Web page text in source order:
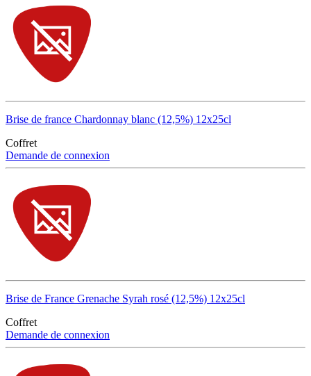
Brise de france Chardonnay blanc (12,5%) 12x25cl
Coffret
Demande de connexion
Brise de France Grenache Syrah rosé (12,5%) 12x25cl
Coffret
Demande de connexion